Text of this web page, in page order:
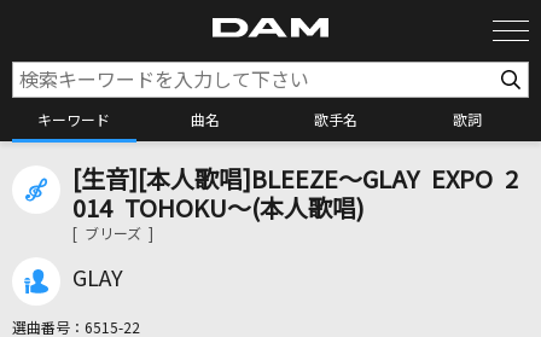
キーワード 曲名 歌手名 歌詞
カラオケ検索
[生音][本人歌唱]BLEEZE～GLAY EXPO 2
014 TOHOKU～(本人歌唱)
[ ブリーズ ]
GLAY
選曲番号： 6515-22